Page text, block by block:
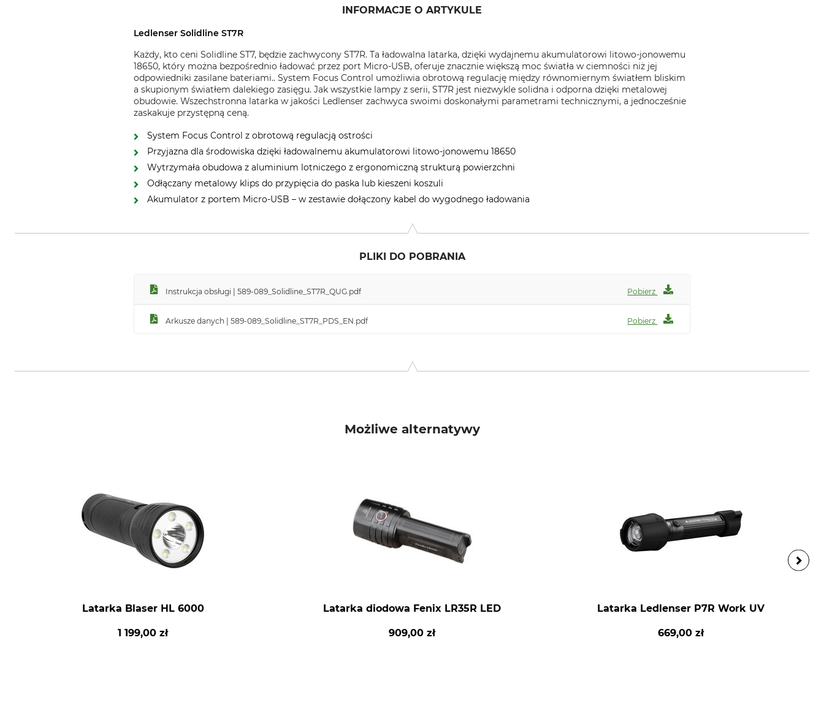
INFORMACJE O ARTYKULE
Ledlenser Solidline ST7R
Każdy, kto ceni Solidline ST7, będzie zachwycony ST7R. Ta ładowalna latarka, dzięki wydajnemu akumulatorowi litowo-jonowemu
18650, który można bezpośrednio ładować przez port Micro-USB, oferuje znacznie większą moc światła w ciemności niż jej
odpowiedniki zasilane bateriami.. System Focus Control umożliwia obrotową regulację między równomiernym światłem bliskim
a skupionym światłem dalekiego zasięgu. Jak wszystkie lampy z serii, ST7R jest niezwykle solidna i odporna dzięki metalowej
obudowie. Wszechstronna latarka w jakości Ledlenser zachwyca swoimi doskonałymi parametrami technicznymi, a jednocześnie
zaskakuje przystępną ceną.
System Focus Control z obrotową regulacją ostrości
Przyjazna dla środowiska dzięki ładowalnemu akumulatorowi litowo-jonowemu 18650
Wytrzymała obudowa z aluminium lotniczego z ergonomiczną strukturą powierzchni
Odłączany metalowy klips do przypięcia do paska lub kieszeni koszuli
Akumulator z portem Micro-USB – w zestawie dołączony kabel do wygodnego ładowania
PLIKI DO POBRANIA
Instrukcja obsługi | 589-089_Solidline_ST7R_QUG.pdf Pobierz
Arkusze danych | 589-089_Solidline_ST7R_PDS_EN.pdf Pobierz
Możliwe alternatywy
Latarka Blaser HL 6000
1 199,00 zł
Latarka diodowa Fenix LR35R LED
909,00 zł
Latarka Ledlenser P7R Work UV
669,00 zł